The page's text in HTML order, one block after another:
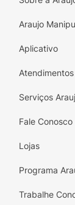
Araujo
Aplicativo
Serviços
Fale Conosco
Lojas
Programa
Trabalhe